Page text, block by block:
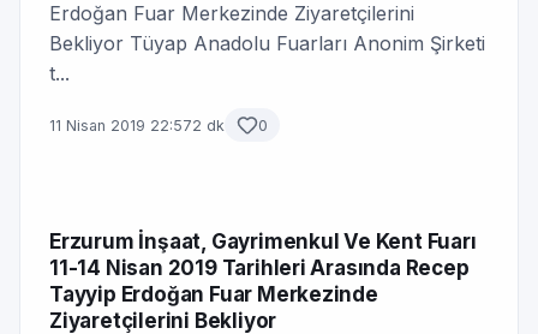
Erdoğan Fuar Merkezinde Ziyaretçilerini
Bekliyor Tüyap Anadolu Fuarları Anonim Şirketi
t...
11 Nisan 2019 22:572 dk 0
Erzurum İnşaat, Gayrimenkul Ve Kent Fuarı
11-14 Nisan 2019 Tarihleri Arasında Recep
Tayyip Erdoğan Fuar Merkezinde
Ziyaretçilerini Bekliyor